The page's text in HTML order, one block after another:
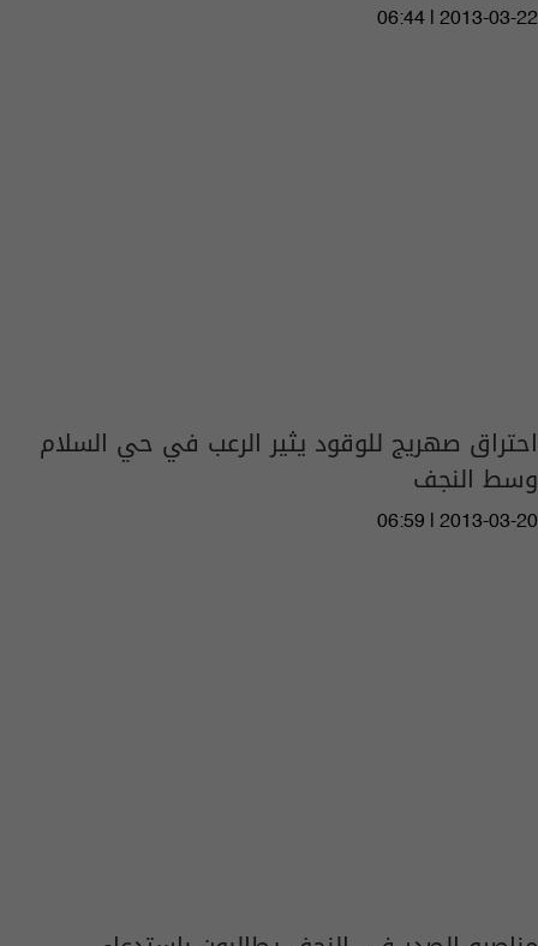
06:44 | 2013-03-22
احتراق صهريج للوقود يثير الرعب في حي السلام
وسط النجف
06:59 | 2013-03-20